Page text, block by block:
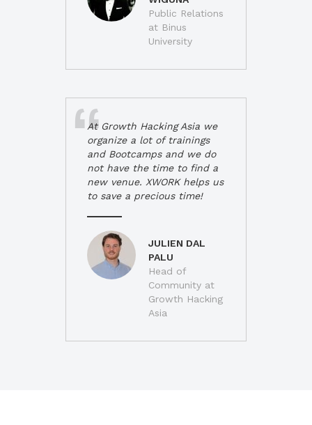
Public Relations
at Binus
University
At Growth Hacking Asia we
organize a lot of trainings
and Bootcamps and we do
not have the time to find a
new venue. XWORK helps us
to save a precious time!
JULIEN DAL
PALU
Head of
Community at
Growth Hacking
Asia